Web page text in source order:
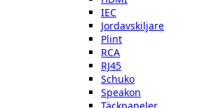
IEC
Jordavskiljare
Plint
RCA
RJ45
Schuko
Speakon